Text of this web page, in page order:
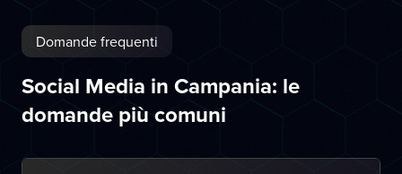
Domande frequenti
Social Media in Campania: le
domande più comuni